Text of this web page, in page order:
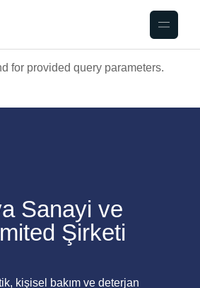
for provided query parameters.
Sanayi ve
Şirketi
kişisel bakım ve deterjan